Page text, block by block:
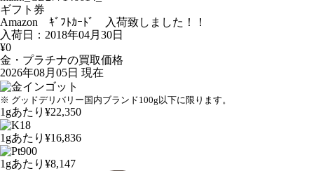
ギフト券
Amazon ｷﾞﾌﾄｶｰﾄﾞ 入荷致しました！！
入荷日：2018年04月30日
¥0
金・プラチナの買取価格
2026年08月05日 現在
※ グッドデリバリー国内ブランド100g以下に限ります。
1gあたり ¥22,350
1gあたり ¥16,836
1gあたり ¥8,147